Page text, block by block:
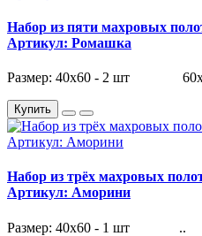
Набор из пяти махровых
Артикул: Ромашка
Размер: 40х60 - 2 шт
Купить
Набор из трёх махровых
Артикул: Аморини
Размер: 40х60 - 1 шт ..